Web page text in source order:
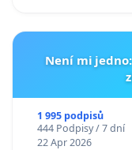
Není mi
1 995 podpisů
444 Podpisy / 7 dní
22 Apr 2026